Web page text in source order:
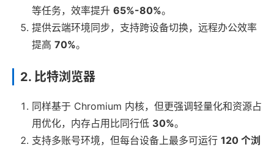
等任务，效率提升 65%-80%。
提供云端环境同步，支持跨设备切换，远程办公效率
提高 70%。
2. 比特浏览器
同样基于 Chromium 内核，但更强调轻量化和资源占
用优化，内存占用比同行低 30%。
支持多账号环境，但每台设备上最多可运行 120 个浏